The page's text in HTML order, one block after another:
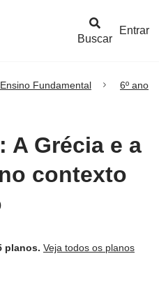
Buscar
Entrar
Ensino Fundamental 6º ano
A Grécia e a
contexto
planos. Veja todos os planos